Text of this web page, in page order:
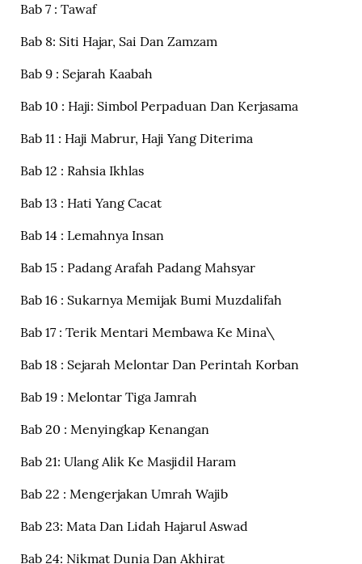
Bab 7 : Tawaf
Bab 8: Siti Hajar, Sai Dan Zamzam
Bab 9 : Sejarah Kaabah
Bab 10 : Haji: Simbol Perpaduan Dan Kerjasama
Bab 11 : Haji Mabrur, Haji Yang Diterima
Bab 12 : Rahsia Ikhlas
Bab 13 : Hati Yang Cacat
Bab 14 : Lemahnya Insan
Bab 15 : Padang Arafah Padang Mahsyar
Bab 16 : Sukarnya Memijak Bumi Muzdalifah
Bab 17 : Terik Mentari Membawa Ke Mina\
Bab 18 : Sejarah Melontar Dan Perintah Korban
Bab 19 : Melontar Tiga Jamrah
Bab 20 : Menyingkap Kenangan
Bab 21: Ulang Alik Ke Masjidil Haram
Bab 22 : Mengerjakan Umrah Wajib
Bab 23: Mata Dan Lidah Hajarul Aswad
Bab 24: Nikmat Dunia Dan Akhirat